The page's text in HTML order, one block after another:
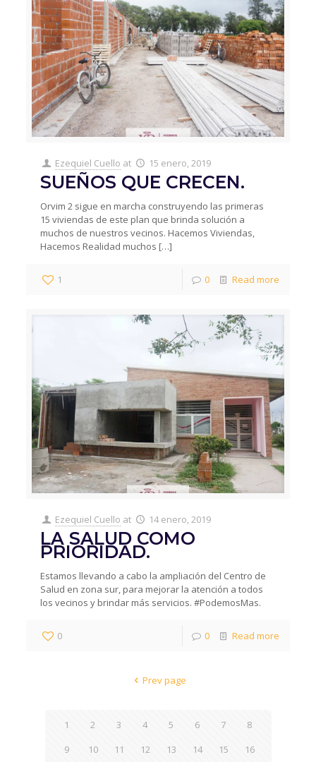
Ezequiel Cuello at 15 enero, 2019
SUEÑOS QUE CRECEN.
Orvim 2 sigue en marcha construyendo las primeras
15 viviendas de este plan que brinda solución a
muchos de nuestros vecinos. Hacemos Viviendas,
Hacemos Realidad muchos […]
1 0 Read more
Ezequiel Cuello at 14 enero, 2019
LA SALUD COMO
PRIORIDAD.
Estamos llevando a cabo la ampliación del Centro de
Salud en zona sur, para mejorar la atención a todos
los vecinos y brindar más servicios. #PodemosMas.
0 0 Read more
Prev page
1 2 3 4 5 6 7
8
9
10 11 12 13 14 15
16